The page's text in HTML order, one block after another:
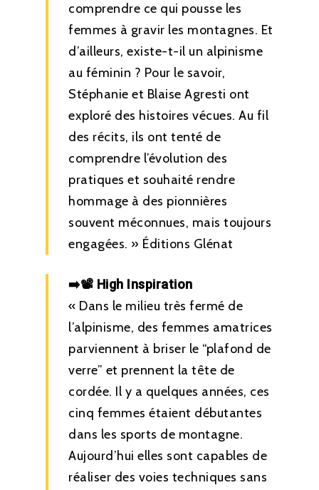
comprendre ce qui pousse les
femmes à gravir les montagnes. Et
d’ailleurs, existe-t-il un alpinisme
au féminin ? Pour le savoir,
Stéphanie et Blaise Agresti ont
exploré des histoires vécues. Au fil
des récits, ils ont tenté de
comprendre l’évolution des
pratiques et souhaité rendre
hommage à des pionnières
souvent méconnues, mais toujours
engagées. » Éditions Glénat
➡️📽️ High Inspiration
« Dans le milieu très fermé de
l’alpinisme, des femmes amatrices
parviennent à briser le “plafond de
verre” et prennent la tête de
cordée. Il y a quelques années, ces
cinq femmes étaient débutantes
dans les sports de montagne.
Aujourd’hui elles sont capables de
réaliser des voies techniques sans